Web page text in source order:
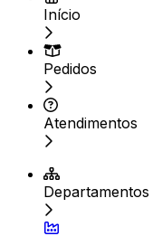
Início
Pedidos
Atendimentos
Departamentos